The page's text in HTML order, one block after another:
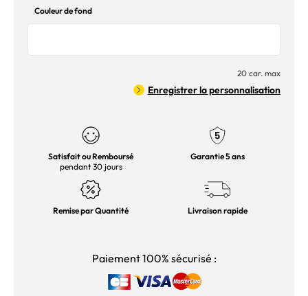
Couleur de fond
20 car. max
Enregistrer la personnalisation
Satisfait ou Remboursé
pendant 30 jours
Garantie 5 ans
Remise par Quantité Livraison rapide
Paiement 100% sécurisé :